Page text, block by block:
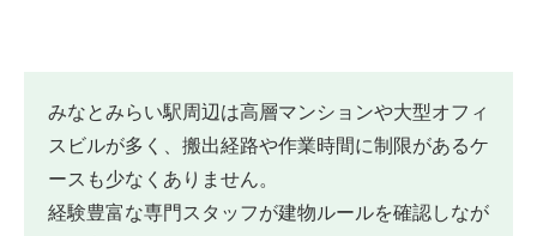
みなとみらい駅周辺は高層マンションや大型オフィ
スビルが多く、搬出経路や作業時間に制限があるケ
ースも少なくありません。
経験豊富な専門スタッフが建物ルールを確認しなが